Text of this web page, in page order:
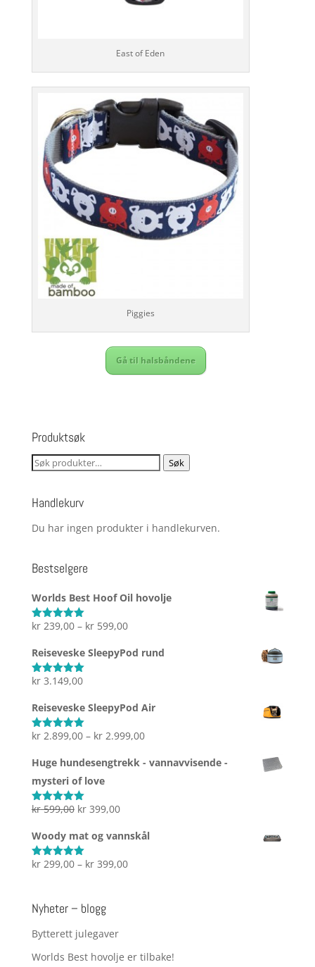
East of Eden
Piggies
Gå til halsbåndene
Produktsøk
Søk
Søk
Handlekurv
Du har ingen produkter i handlekurven.
Bestselgere
Worlds Best Hoof Oil hovolje
Vurdert5.00
kr239,00 – kr599,00Prisområde:
Reiseveske SleepyPod rund
Vurdert5.00
kr3.149,00
Reiseveske SleepyPod Air
Vurdert5.00
kr2.899,00 – kr2.999,00Prisområde:
Huge hundesengtrekk - vannavvisende -
mysteri of love
Vurdert5.00
kr599,00 Opprinnelig
var:
kr 599,00.
kr399,00Nåværende
kr 399,00.
Woody mat og vannskål
Vurdert5.00
kr299,00 – kr399,00Prisområde:
Nyheter – blogg
Bytterett julegaver
Worlds Best hovolje er tilbake!